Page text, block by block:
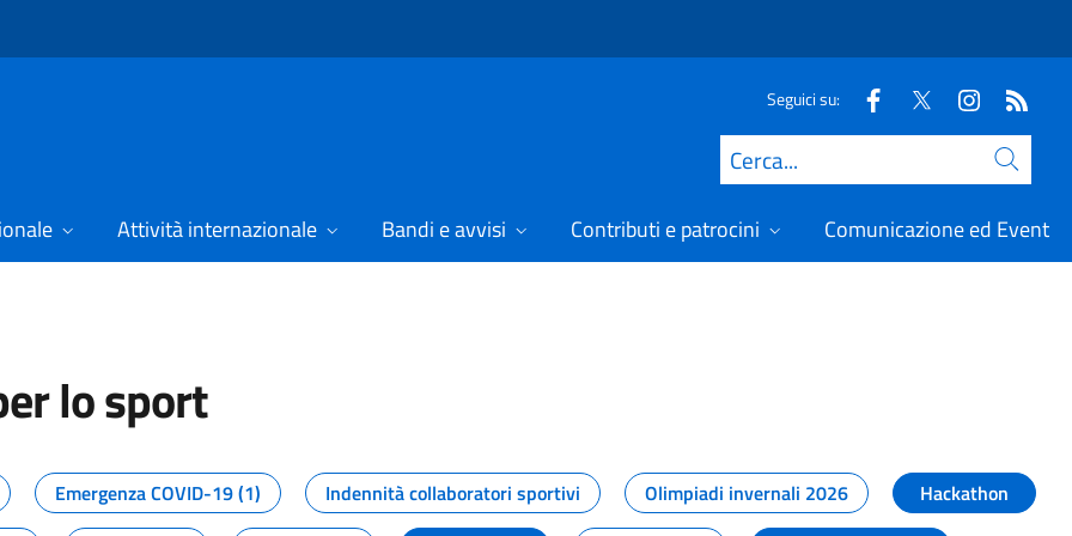
Seguici su:
Cerca
Attività internazionale Bandi e avvisi Contributi e patrocini Comunicazione ed Eventi
lo sport
dal Dipartimento per lo sport
Emergenza COVID-19 (1) Indennità collaboratori sportivi Olimpiadi invernali 2026
Hackathon